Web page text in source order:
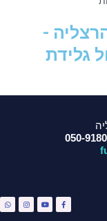
-
גלידת
050-
c
e
b
u
t
u
s
t
a
a
t
s